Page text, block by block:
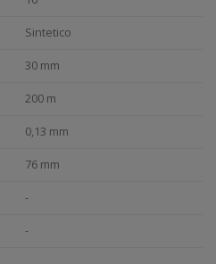
Sintetico
30 mm
200 m
0,13 mm
76 mm
-
-